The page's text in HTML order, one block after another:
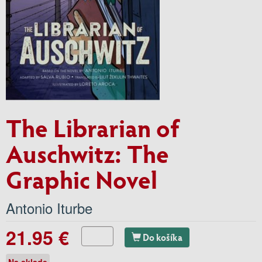
The Librarian of
Auschwitz: The
Graphic Novel
Antonio Iturbe
21.95 € Do košíka